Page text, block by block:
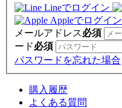
Lineでログイン
Appleでログイン
メールアドレス必須
ード必須
パスワードを忘れた場合
購入履歴
よくある質問